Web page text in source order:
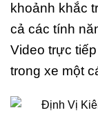
khoảnh khắc
cả các tính
Video trực
trong xe một